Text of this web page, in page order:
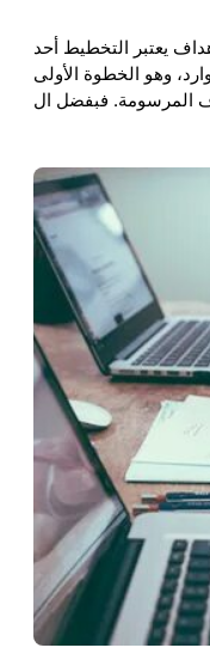
يعتبر التخطيط أحد
وهو الخطوة الأولى